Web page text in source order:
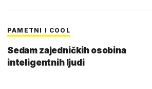
PAMETNI I COOL
Sedam zajedničkih osobina
inteligentnih ljudi